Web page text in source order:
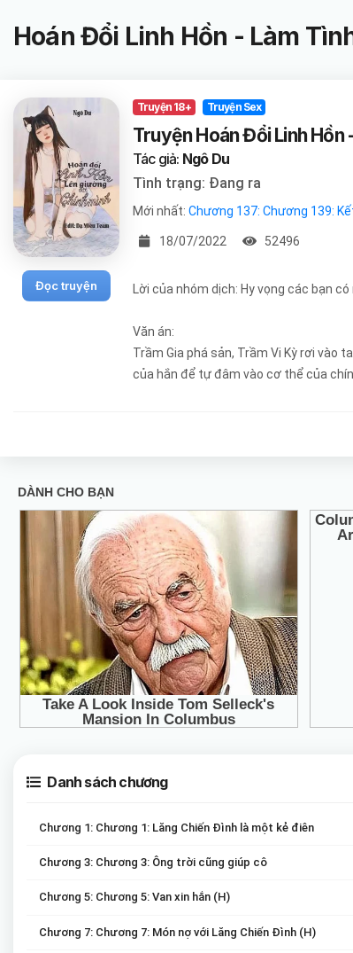
Hoán Đổi Linh Hồn - Làm
Đọc truyện
Truyện 18+ Truyện Sex
Truyện Hoán Đổi Linh Hồn
Tác giả: Ngô Du
Tình trạng: Đang ra
Mới nhất: Chương 137: Chương 139:
18/07/2022 52496
Lời của nhóm dịch: Hy vọng các bạn
Văn án:
Trầm Gia phá sản, Trầm Vi Kỳ rơi vào
của hắn để tự đâm vào cơ thể của
Danh sách chương
Chương 1: Chương 1: Lăng Chiến Đình là một kẻ điên
Chương 3: Chương 3: Ông trời cũng giúp cô
Chương 5: Chương 5: Van xin hắn (H)
Chương 7: Chương 7: Món nợ với Lăng Chiến Đình (H)